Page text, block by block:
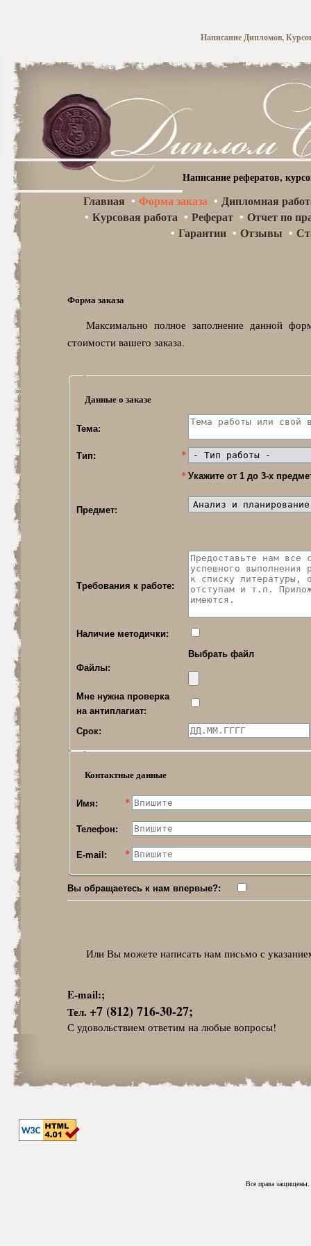
Написание Дипломов,
Написание рефератов,
Главная • Форма заказа • Дипломная
• Курсовая работа • Реферат • Отчет по
• Гарантии • Отзывы •
Форма заказа
Максимально полное заполнение данной
стоимости вашего заказа.
Данные о заказе
Тема:
Тип:
Предмет:
Укажите от 1 до 3-х
Требования к работе:
Наличие методички:
Файлы:
Выбрать файл
Мне нужна проверка
на антиплагиат:
Срок:
Контактные данные
Имя:
Телефон:
E-mail:
Вы обращаетесь к нам впервые?:
Или Вы можете написать нам письмо с
E-mail:;
Тел. +7 (812) 716-30-27;
С удовольствием ответим на любые вопросы!
Все права защищены.